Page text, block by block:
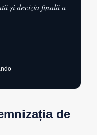
și decizia finală a
de